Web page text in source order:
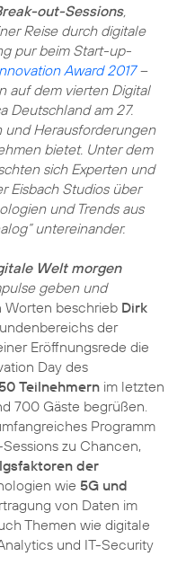
out-Sessions,
Reise durch digitale
pur beim Start-up-
Award 2017–
auf dem vierten Digital
Deutschland am 27.
Herausforderungen
bietet. Unter dem
sich Experten und
Eisbach Studios über
und Trends aus
untereinander.
Welt morgen
geben und
beschrieb Dirk
der
Eröffnungsrede die
Day des
Teilnehmern im letzten
700 Gäste begrüßen.
Programm
zu Chancen,
der
wie 5G und
von Daten im
Themen wie digitale
und IT-Security